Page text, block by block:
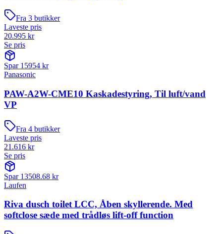
Fra 3 butikker
Laveste pris
20.995 kr
Se pris
Spar 15954 kr
Panasonic
PAW-A2W-CME10 Kaskadestyring, Til luft/vand
VP
Fra 4 butikker
Laveste pris
21.616 kr
Se pris
Spar 13508.68 kr
Laufen
Riva dusch toilet LCC, Åben skyllerende. Med
softclose sæde med trådløs lift-off function